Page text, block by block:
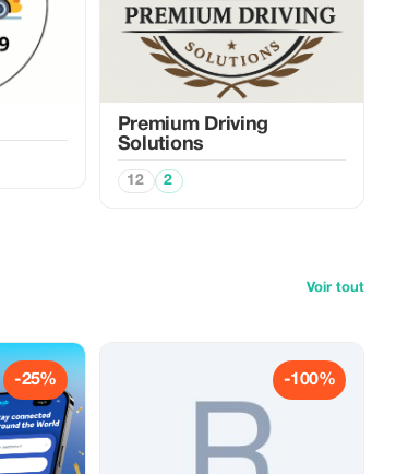
Premium Driving
Solutions
12 2
Voir tout
-25% -100%